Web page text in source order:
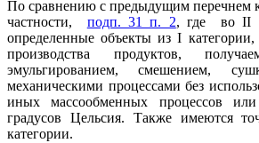
По сравнению с предыдущим перечнем
частности, подп. 31 п. 2, где во II
определенные объекты из I
производства продуктов,
эмульгированием, смешением,
механическими процессами без
иных массообменных процессов
градусов Цельсия. Также имеются
категории.